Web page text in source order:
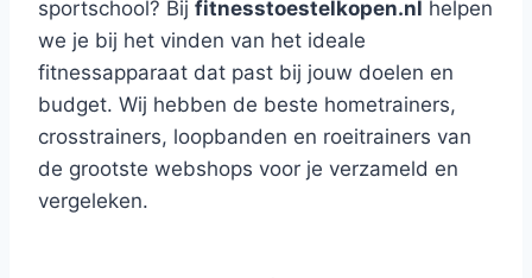
sportschool? Bij fitnesstoestelkopen.nl helpen
we je bij het vinden van het ideale
fitnessapparaat dat past bij jouw doelen en
budget. Wij hebben de beste hometrainers,
crosstrainers, loopbanden en roeitrainers van
de grootste webshops voor je verzameld en
vergeleken.